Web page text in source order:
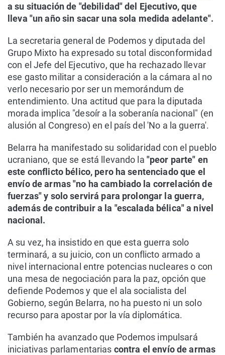
a su situación de "debilidad" del Ejecutivo, que
lleva "un año sin sacar una sola medida adelante".
La secretaria general de Podemos y diputada del
Grupo Mixto ha expresado su total disconformidad
con el Jefe del Ejecutivo, que ha rechazado llevar
ese gasto militar a consideración a la cámara al no
verlo necesario por ser un memorándum de
entendimiento. Una actitud que para la diputada
morada implica "desoír a la soberanía nacional" (en
alusión al Congreso) en el país del 'No a la guerra'.
Belarra ha manifestado su solidaridad con el pueblo
ucraniano, que se está llevando la "peor parte" en
este conflicto bélico, pero ha sentenciado que el
envío de armas "no ha cambiado la correlación de
fuerzas" y solo servirá para prolongar la guerra,
además de contribuir a la "escalada bélica" a nivel
nacional.
A su vez, ha insistido en que esta guerra solo
terminará, a su juicio, con un conflicto armado a
nivel internacional entre potencias nucleares o con
una mesa de negociación para la paz, opción que
defiende Podemos y que el ala socialista del
Gobierno, según Belarra, no ha puesto ni un solo
recurso para apostar por la vía diplomática.
También ha avanzado que Podemos impulsará
iniciativas parlamentarias contra el envío de armas